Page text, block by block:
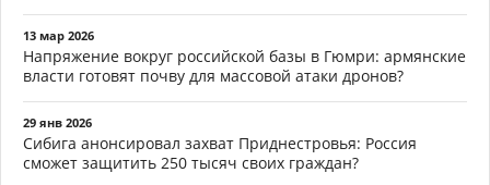
13 мар 2026
Напряжение вокруг российской базы в Гюмри: армянские
власти готовят почву для массовой атаки дронов?
29 янв 2026
Сибига анонсировал захват Приднестровья: Россия
сможет защитить 250 тысяч своих граждан?